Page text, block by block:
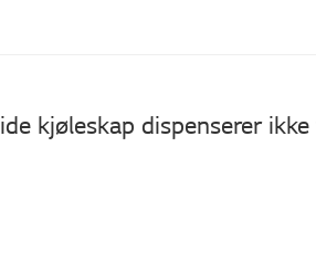
kjøleskap dispenserer ikke